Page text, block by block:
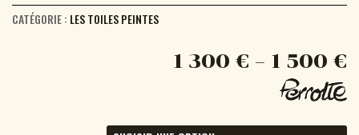
CATÉGORIE : LES TOILES PEINTES
1 300 € – 1 500 €